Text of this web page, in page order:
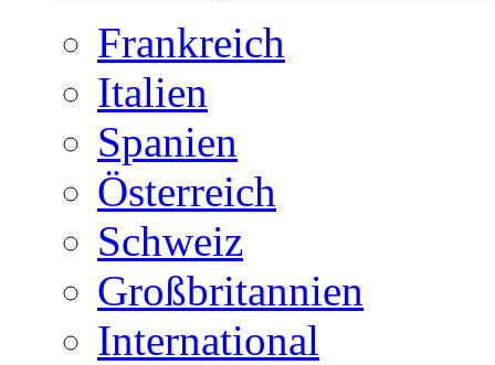
Frankreich
Italien
Spanien
Österreich
Schweiz
Großbritannien
International